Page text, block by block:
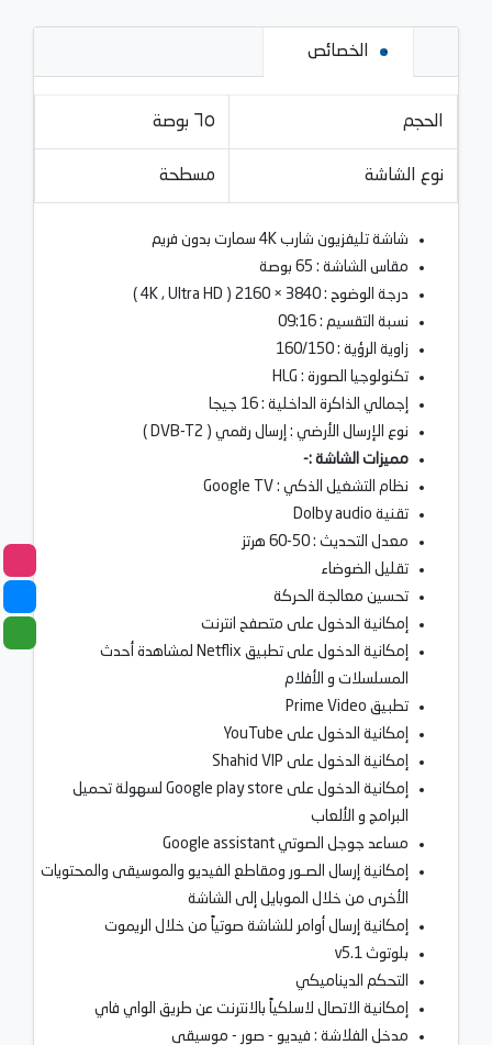
الخصائص
الحجم ٦٥ بوصة
نوع الشاشة مسطحة
شاشة تليفزيون شارب 4K سمارت بدون فريم
مقاس الشاشة : 65 بوصة
درجة الوضوح : 3840 × 2160 ( 4K , Ultra HD )
نسبة التقسيم : 09:16
زاوية الرؤية : 160/150
تكنولوجيا الصورة : HLG
إجمالي الذاكرة الداخلية : 16 جيجا
نوع الإرسال الأرضي : إرسال رقمي ( DVB-T2 )
مميزات الشاشة :-
نظام التشغيل الذكي : Google TV
تقنية Dolby audio
معدل التحديث : 50-60 هرتز
تقليل الضوضاء
تحسين معالجة الحركة
إمكانية الدخول على متصفح انترنت
إمكانية الدخول على تطبيق Netflix لمشاهدة أحدث
المسلسلات و الأفلام
تطبيق Prime Video
إمكانية الدخول على YouTube
إمكانية الدخول على Shahid VIP
إمكانية الدخول على Google play store لسهولة تحميل
البرامج و الألعاب
مساعد جوجل الصوتي Google assistant
إمكانية إرسال الصـور ومقاطع الفيديو والموسيقى والمحتويات
الأخرى من خلال الموبايل إلى الشاشة
إمكانية إرسال أوامر للشاشة صوتياً من خلال الريموت
بلوتوث v5.1
التحكم الديناميكي
إمكانية الاتصال لاسلكياً بالانترنت عن طريق الواي فاي
مدخل الفلاشة : فيديو - صور - موسيقى